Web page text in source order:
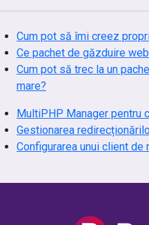
Cum pot să îmi creez
Ce pachet de găzduire
Cum pot să trec la un
mare?
MultiPHP Manager pentru
Gestionarea
Configurarea unui client